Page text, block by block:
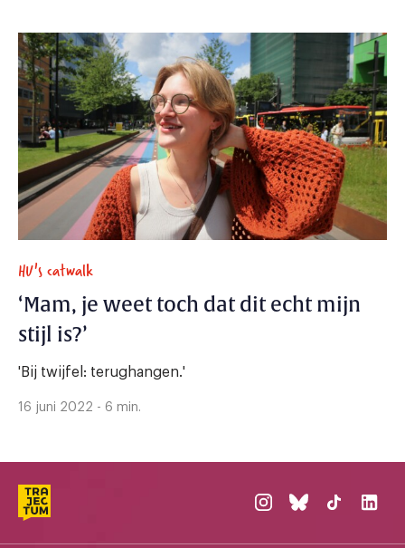
HU's catwalk
‘Mam, je weet toch dat dit echt mijn
stijl is?’
'Bij twijfel: terughangen.'
16 juni 2022 - 6 min.